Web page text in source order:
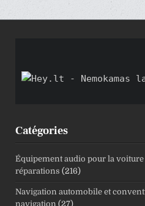
Catégories
Équipement audio pour la
réparations (216)
Navigation automobile et
navigation (27)